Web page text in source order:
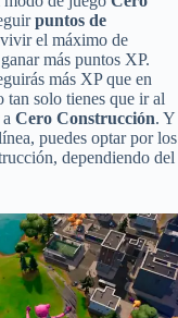
puntos de
el máximo de
más puntos XP.
más XP que en
tan solo tienes que ir al
Cero Construcción. Y
puedes optar por los
dependiendo del